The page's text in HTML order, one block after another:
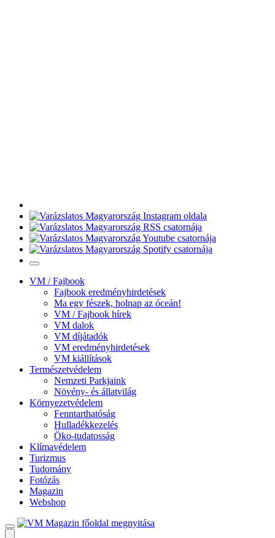
VM / Fajbook
Fajbook eredményhirdetések
Ma egy fészek, holnap az óceán!
VM / Fajbook hírek
VM dalok
VM díjátadók
VM eredményhirdetések
VM kiállítások
Természetvédelem
Nemzeti Parkjaink
Növény- és állatvilág
Környezetvédelem
Fenntarthatóság
Hulladékkezelés
Öko-tudatosság
Klímavédelem
Turizmus
Tudomány
Fotózás
Magazin
Webshop